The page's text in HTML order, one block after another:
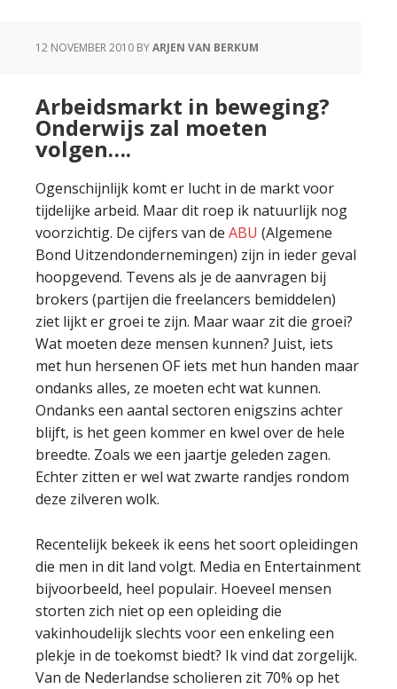
12 NOVEMBER 2010 BYARJEN VAN BERKUM
Arbeidsmarkt in beweging?
Onderwijs zal moeten
volgen….
Ogenschijnlijk komt er lucht in de markt voor
tijdelijke arbeid. Maar dit roep ik natuurlijk nog
voorzichtig. De cijfers van de ABU (Algemene
Bond Uitzendondernemingen) zijn in ieder geval
hoopgevend. Tevens als je de aanvragen bij
brokers (partijen die freelancers bemiddelen)
ziet lijkt er groei te zijn. Maar waar zit die groei?
Wat moeten deze mensen kunnen? Juist, iets
met hun hersenen OF iets met hun handen maar
ondanks alles, ze moeten echt wat kunnen.
Ondanks een aantal sectoren enigszins achter
blijft, is het geen kommer en kwel over de hele
breedte. Zoals we een jaartje geleden zagen.
Echter zitten er wel wat zwarte randjes rondom
deze zilveren wolk.
Recentelijk bekeek ik eens het soort opleidingen
die men in dit land volgt. Media en Entertainment
bijvoorbeeld, heel populair. Hoeveel mensen
storten zich niet op een opleiding die
vakinhoudelijk slechts voor een enkeling een
plekje in de toekomst biedt? Ik vind dat zorgelijk.
Van de Nederlandse scholieren zit 70% op het